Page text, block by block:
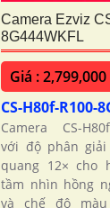
Camera Ezviz
8G444WKFL
Giá :
CS-H80f-R100-
Camera CS-
với độ phân giải
quang 12× cho
tầm nhìn hồng
và chế độ